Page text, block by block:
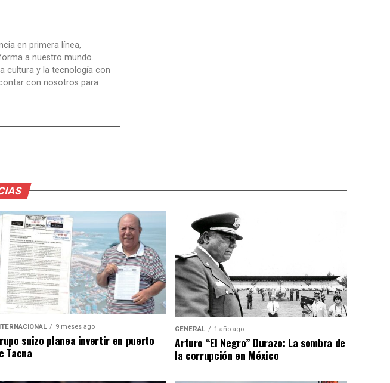
en primera línea,
a nuestro mundo.
cultura y la tecnología con
con nosotros para
9 meses ago
suizo planea invertir en puerto
Tacna
GENERAL 1 año ago
Arturo “El Negro” Durazo: La sombra de
la corrupción en México